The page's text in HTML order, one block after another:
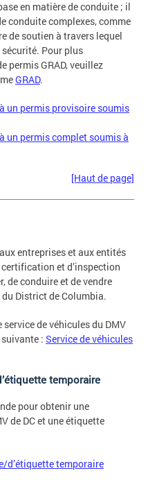
en matière de conduite ; il
conduite complexes, comme
de soutien à travers lequel
Pour plus
permis GRAD, veuillez
GRAD.
un permis provisoire soumis
un permis complet soumis à
[Haut de page]
entreprises et aux entités
et d’inspection
de conduire et de vendre
District de Columbia.
de véhicules du DMV
: Service de véhicules
temporaire
pour obtenir une
de DC et une étiquette
d’étiquette temporaire